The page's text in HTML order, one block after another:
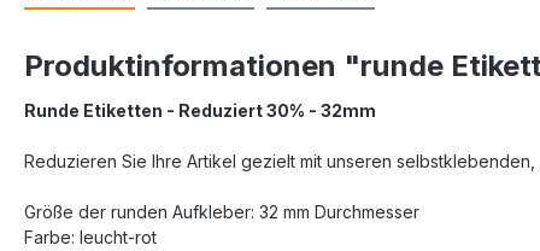
Produktinformationen "runde
Runde Etiketten - Reduziert 30% - 32mm
Reduzieren Sie Ihre Artikel gezielt mit unseren
Größe der runden Aufkleber: 32 mm Durchmesser
Farbe: leucht-rot